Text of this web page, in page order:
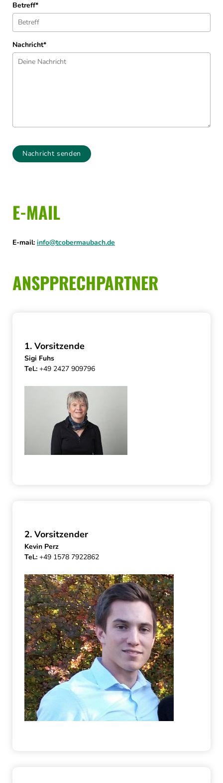
Betreff*
Nachricht*
Nachricht senden
E-MAIL
E-mail: info@tcobermaubach.de
ANSPPRECHPARTNER
1. Vorsitzende
Sigi Fuhs
Tel.: +49 2427 909796
2. Vorsitzender
Kevin Perz
Tel.: +49 1578 7922862